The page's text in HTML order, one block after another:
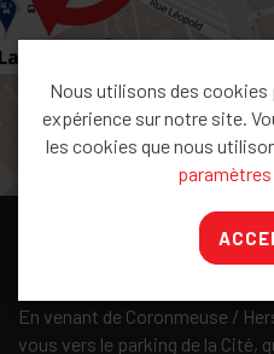
En venant de Coronmeuse /
vous vers le parking de la Cité,
Nous utilisons des
expérience sur notre site.
les cookies que nous